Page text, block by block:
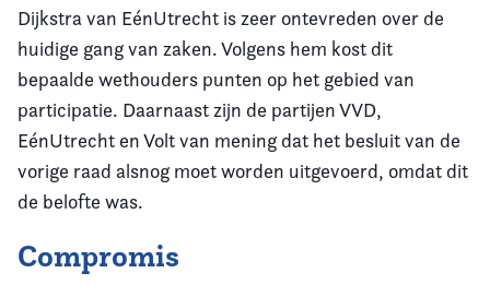
Dijkstra van EénUtrecht is zeer ontevreden over de
huidige gang van zaken. Volgens hem kost dit
bepaalde wethouders punten op het gebied van
participatie. Daarnaast zijn de partijen VVD,
EénUtrecht en Volt van mening dat het besluit van de
vorige raad alsnog moet worden uitgevoerd, omdat dit
de belofte was.
Compromis